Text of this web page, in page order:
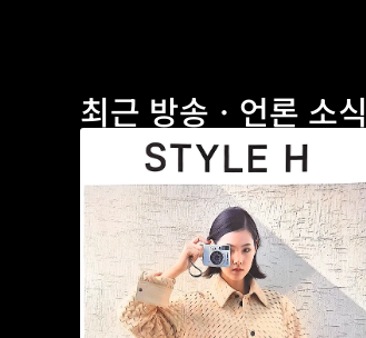
최근 방송ㆍ언론 소식